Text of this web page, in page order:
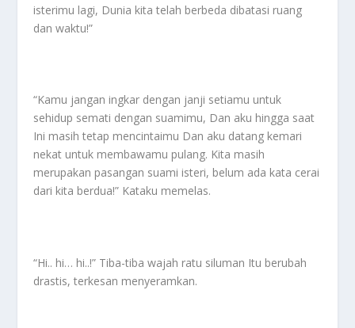
isterimu lagi, Dunia kita telah berbeda dibatasi ruang
dan waktu!”
“Kamu jangan ingkar dengan janji setiamu untuk
sehidup semati dengan suamimu, Dan aku hingga saat
Ini masih tetap mencintaimu Dan aku datang kemari
nekat untuk membawamu pulang. Kita masih
merupakan pasangan suami isteri, belum ada kata cerai
dari kita berdua!” Kataku memelas.
“Hi.. hi… hi..!” Tiba-tiba wajah ratu siluman Itu berubah
drastis, terkesan menyeramkan.